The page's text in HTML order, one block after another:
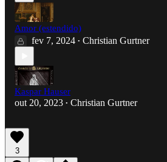
Amor (estendido)
fev 7, 2024 • Christian Gurtner
Kaspar Hauser
out 20, 2023 • Christian Gurtner
3